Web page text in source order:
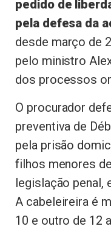
pedido de
pela defesa da
desde março de
pelo ministro
dos processos
O procurador
preventiva de
pela prisão
filhos menores
legislação penal,
A cabeleireira é
10 e outro de 12